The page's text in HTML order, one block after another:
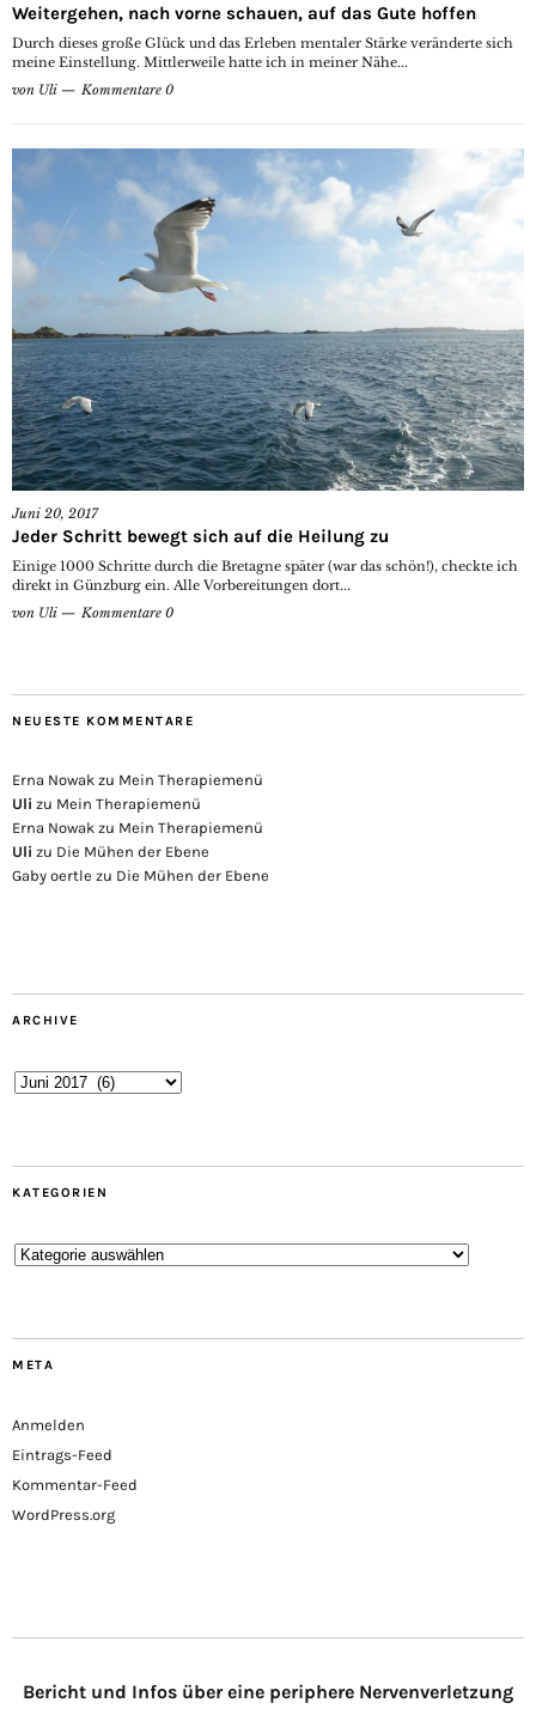
Weitergehen, nach vorne schauen, auf das Gute hoffen
Durch dieses große Glück und das Erleben mentaler Stärke veränderte sich
meine Einstellung. Mittlerweile hatte ich in meiner Nähe...
von Uli Kommentare 0
Juni 20, 2017
Jeder Schritt bewegt sich auf die Heilung zu
Einige 1000 Schritte durch die Bretagne später (war das schön!), checkte ich
direkt in Günzburg ein. Alle Vorbereitungen dort...
von Uli Kommentare 0
NEUESTE KOMMENTARE
Erna Nowak zu Mein Therapiemenü
Uli zu Mein Therapiemenü
Erna Nowak zu Mein Therapiemenü
Uli zu Die Mühen der Ebene
Gaby oertle zu Die Mühen der Ebene
ARCHIVE
Archive
KATEGORIEN
Kategorien
META
Anmelden
Eintrags-Feed
Kommentar-Feed
WordPress.org
Bericht und Infos über eine periphere Nervenverletzung